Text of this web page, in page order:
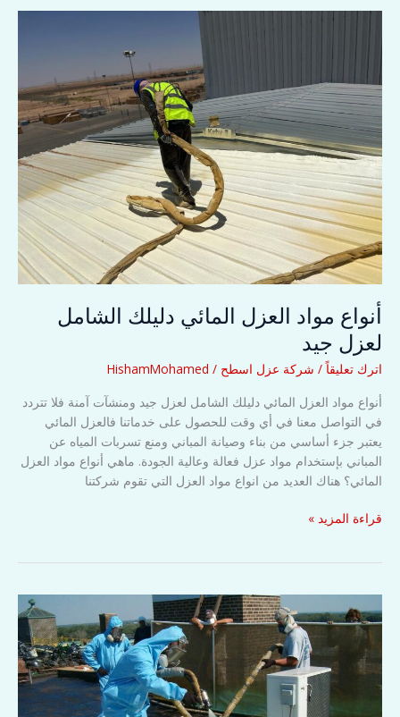
أنواع مواد العزل المائي دليلك الشامل
لعزل جيد
اترك تعليقاً / شركة عزل اسطح /
HishamMohamed
أنواع مواد العزل المائي دليلك الشامل لعزل جيد ومنشآت آمنة فلا تتردد
في التواصل معنا في أي وقت للحصول على خدماتنا فالعزل المائي
يعتبر جزء أساسي من بناء وصيانة المباني ومنع تسربات المياه عن
المباني بإستخدام مواد عزل فعالة وعالية الجودة. ماهي أنواع مواد العزل
المائي؟ هناك العديد من انواع مواد العزل التي تقوم شركتنا
أنواع
دليلك
الشامل
لعزل
جيد
قراءة المزيد »